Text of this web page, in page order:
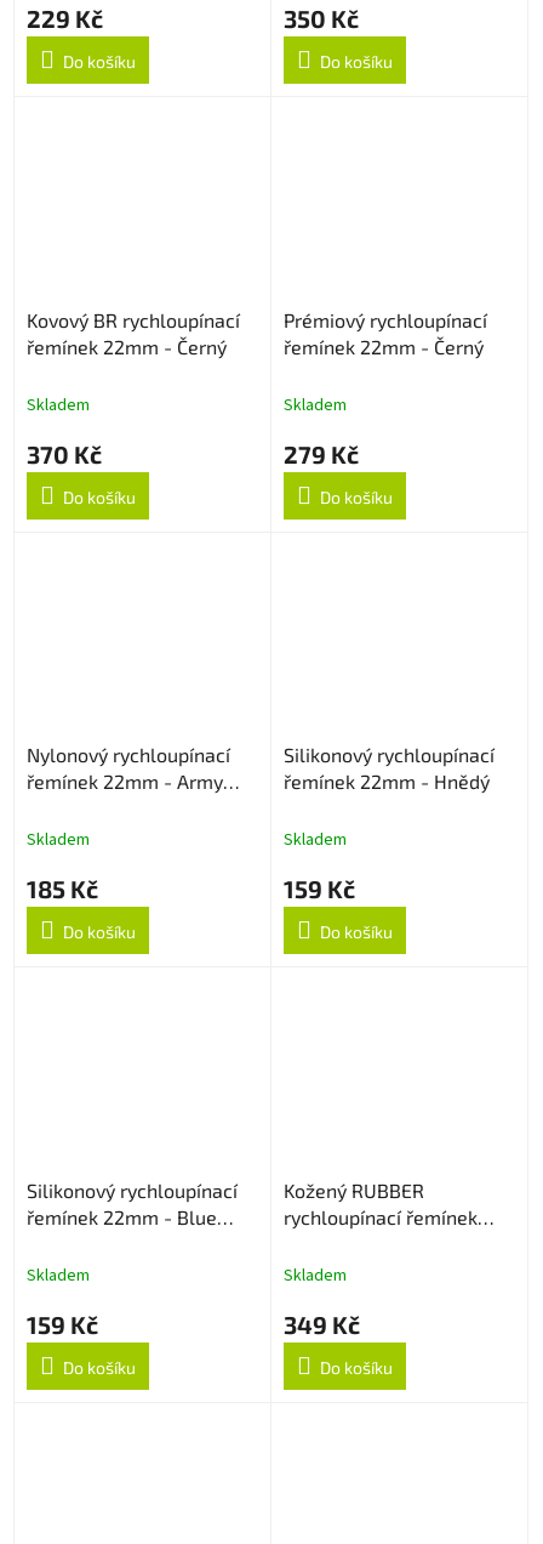
229 Kč
Do košíku
350 Kč
Do košíku
Kovový BR rychloupínací
řemínek 22mm - Černý
Skladem
370 Kč
Do košíku
Prémiový rychloupínací
řemínek 22mm - Černý
Skladem
279 Kč
Do košíku
Nylonový rychloupínací
řemínek 22mm - Army
Skladem
185 Kč
Do košíku
Silikonový rychloupínací
řemínek 22mm - Hnědý
Skladem
159 Kč
Do košíku
Silikonový rychloupínací
řemínek 22mm - Blue
Skladem
159 Kč
Do košíku
Kožený RUBBER
rychloupínací řemínek
Skladem
349 Kč
Do košíku